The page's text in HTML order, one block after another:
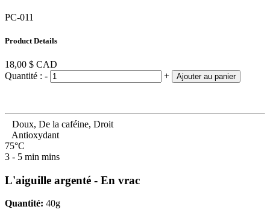
PC-011
Product Details
18,00 $ CAD
Quantité : - + Ajouter au panier
Doux, De la caféine, Droit
Antioxydant
75°C
3 - 5 min mins
L'aiguille argenté - En vrac
Quantité: 40g